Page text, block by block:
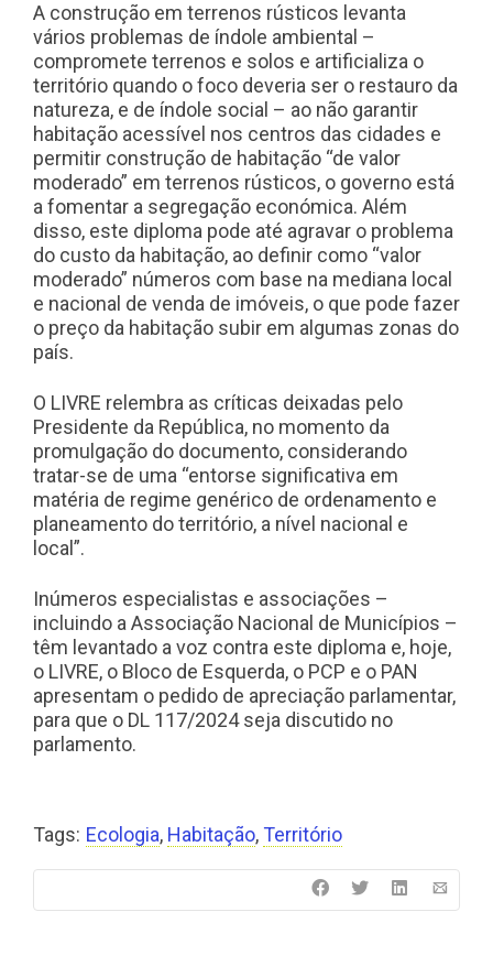
A construção em terrenos rústicos levanta
vários problemas de índole ambiental –
compromete terrenos e solos e artificializa o
território quando o foco deveria ser o restauro da
natureza, e de índole social – ao não garantir
habitação acessível nos centros das cidades e
permitir construção de habitação “de valor
moderado” em terrenos rústicos, o governo está
a fomentar a segregação económica. Além
disso, este diploma pode até agravar o problema
do custo da habitação, ao definir como “valor
moderado” números com base na mediana local
e nacional de venda de imóveis, o que pode fazer
o preço da habitação subir em algumas zonas do
país.
O LIVRE relembra as críticas deixadas pelo
Presidente da República, no momento da
promulgação do documento, considerando
tratar-se de uma “entorse significativa em
matéria de regime genérico de ordenamento e
planeamento do território, a nível nacional e
local”.
Inúmeros especialistas e associações –
incluindo a Associação Nacional de Municípios –
têm levantado a voz contra este diploma e, hoje,
o LIVRE, o Bloco de Esquerda, o PCP e o PAN
apresentam o pedido de apreciação parlamentar,
para que o DL 117/2024 seja discutido no
parlamento.
Tags: Ecologia, Habitação, Território